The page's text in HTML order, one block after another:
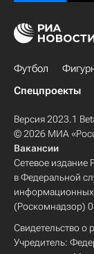
Футбол
Спецпроекты
Версия 2023.1
© 2026 МИА
Вакансии
Сетевое издание
в Федеральной
информационных
(Роскомнадзор)
Свидетельство
Учредитель: